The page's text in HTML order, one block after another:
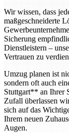
Wir wissen, dass
maßgeschneiderte
Sicherung
Dienstleistern –
Vertrauen zu
Umzug planen ist
sondern oft auch
Stuttgart** an Ihrer
Zufall überlassen
sich auf das
Ihrem neuen
Augen.